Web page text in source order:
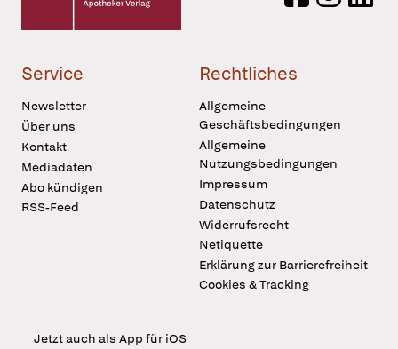
Service
Newsletter
Über uns
Kontakt
Mediadaten
Abo kündigen
RSS-Feed
Rechtliches
Allgemeine
Geschäftsbedingungen
Allgemeine
Nutzungsbedingungen
Impressum
Datenschutz
Widerrufsrecht
Netiquette
Erklärung zur Barrierefreiheit
Cookies & Tracking
Jetzt auch als App für iOS